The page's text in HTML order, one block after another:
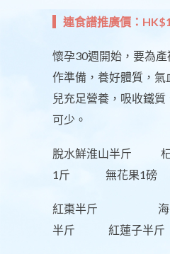
連食譜推廣價：
懷孕30週開始，要為
作準備，養好體質，氣
兒充足營養，吸收鐵
可少。
脫水鮮淮山半斤
1斤 無花果1磅
紅棗半斤 海
半斤 紅蓮子半斤